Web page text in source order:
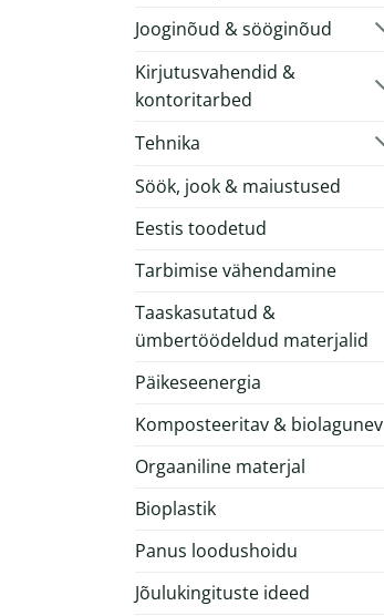
Jooginõud & sööginõud
Kirjutusvahendid &
kontoritarbed
Tehnika
Söök, jook & maiustused
Eestis toodetud
Tarbimise vähendamine
Taaskasutatud &
ümbertöödeldud materjalid
Päikeseenergia
Komposteeritav & biolagunev
Orgaaniline materjal
Bioplastik
Panus loodushoidu
Jõulukingituste ideed